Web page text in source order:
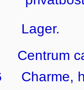
 Lager.
Centrum
Charme,